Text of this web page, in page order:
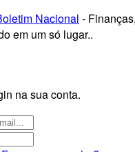
Nacional -
em um só lugar..
na sua conta.